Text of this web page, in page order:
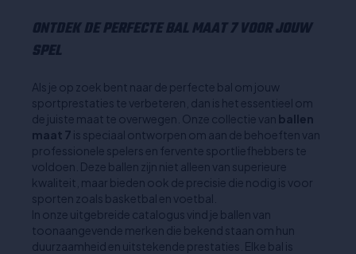
ONTDEK DE PERFECTE BAL MAAT 7 VOOR JOUW
SPEL
Als je op zoek bent naar de perfecte bal om jouw
sportprestaties te verbeteren, dan is het essentieel om
de juiste maat te overwegen. Onze collectie van ballen
maat 7 is speciaal ontworpen om aan de behoeften van
professionele spelers en fervente sportliefhebbers te
voldoen. Deze ballen zijn niet alleen van superieure
kwaliteit, maar bieden ook de precisie die nodig is voor
sporten zoals basketbal en voetbal.
In onze uitgebreide catalogus vind je ballen van
toonaangevende merken die bekend staan om hun
duurzaamheid en uitstekende prestaties. Elke bal is